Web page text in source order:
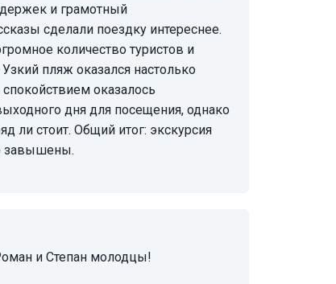
и грамотный
сделали поездку интереснее.
количество туристов и
Узкий пляж оказался настолько
оказалось
дня для посещения, однако
ли стоит. Общий итог: экскурсия
завышены.